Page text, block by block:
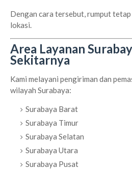
Dengan cara tersebut, rumput
lokasi.
Area Layanan
Sekitarnya
Kami melayani pengiriman dan
wilayah Surabaya:
Surabaya Barat
Surabaya Timur
Surabaya Selatan
Surabaya Utara
Surabaya Pusat